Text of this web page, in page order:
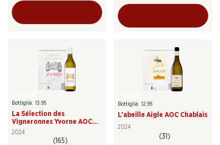
Bottiglia: 13.95
La Sélection des
Vigneronnes Yvorne AOC
Chablais
2024
(165)
Bottiglia: 12.95
L’abeille Aigle AOC Chablais
2024
(31)